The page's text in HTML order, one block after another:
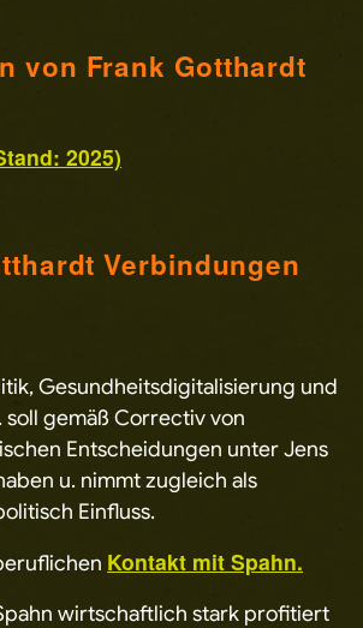
von Frank Gotthardt
2025)
Verbindungen
Gesundheitsdigitalisierung und
soll gemäß Correctiv von
Entscheidungen unter Jens
u. nimmt zugleich als
Einfluss.
Kontakt mit Spahn.
wirtschaftlich stark profitiert